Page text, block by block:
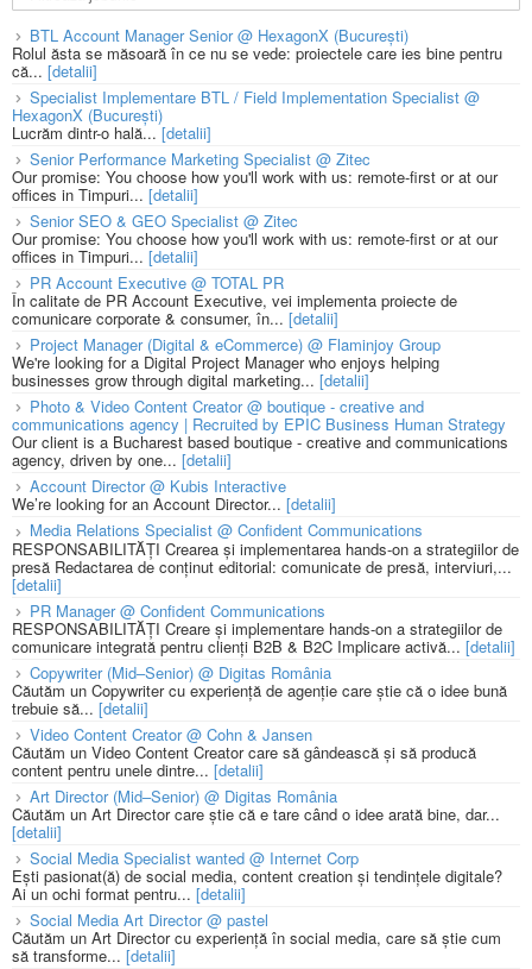
BTL Account Manager Senior @ HexagonX (București)
Rolul ăsta se măsoară în ce nu se vede: proiectele care ies bine pentru
că... [detalii]
Specialist Implementare BTL / Field Implementation Specialist @
HexagonX (București)
Lucrăm dintr-o hală...[detalii]
Senior Performance Marketing Specialist @ Zitec
Our promise: You choose how you'll work with us: remote-first or at our
offices in Timpuri... [detalii]
Senior SEO & GEO Specialist @ Zitec
Our promise: You choose how you'll work with us: remote-first or at our
offices in Timpuri... [detalii]
PR Account Executive @ TOTAL PR
În calitate de PR Account Executive, vei implementa proiecte de
comunicare corporate & consumer, în... [detalii]
Project Manager (Digital & eCommerce) @ Flaminjoy Group
We're looking for a Digital Project Manager who enjoys helping
businesses grow through digital marketing... [detalii]
Photo & Video Content Creator @ boutique - creative and
communications agency | Recruited by EPIC Business Human Strategy
Our client is a Bucharest based boutique - creative and communications
agency, driven by one... [detalii]
Account Director @ Kubis Interactive
We’re looking for an Account Director... [detalii]
Media Relations Specialist @ Confident Communications
RESPONSABILITĂȚI Crearea și implementarea hands-on a strategiilor de
presă Redactarea de conținut editorial: comunicate de presă, interviuri,...
[detalii]
PR Manager @ Confident Communications
RESPONSABILITĂȚI Creare și implementare hands-on a strategiilor de
comunicare integrată pentru clienți B2B & B2C Implicare activă... [detalii]
Copywriter (Mid–Senior) @ Digitas România
Căutăm un Copywriter cu experiență de agenție care știe că o idee bună
trebuie să... [detalii]
Video Content Creator @ Cohn & Jansen
Căutăm un Video Content Creator care să gândească și să producă
content pentru unele dintre... [detalii]
Art Director (Mid–Senior) @ Digitas România
Căutăm un Art Director care știe că e tare când o idee arată bine, dar...
[detalii]
Social Media Specialist wanted @ Internet Corp
Ești pasionat(ă) de social media, content creation și tendințele digitale?
Ai un ochi format pentru... [detalii]
Social Media Art Director @ pastel
Căutăm un Art Director cu experiență în social media, care să știe cum
să transforme... [detalii]